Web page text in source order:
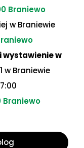
Braniewo
w Braniewie
wystawienie w
w Braniewie
Braniewo